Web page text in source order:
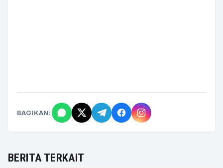
BAGIKAN:
BERITA TERKAIT